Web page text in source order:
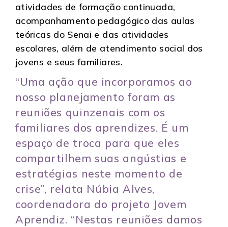
atividades de formação continuada,
acompanhamento pedagógico das aulas
teóricas do Senai e das atividades
escolares, além de atendimento social dos
jovens e seus familiares.
“Uma ação que incorporamos ao
nosso planejamento foram as
reuniões quinzenais com os
familiares dos aprendizes. É um
espaço de troca para que eles
compartilhem suas angústias e
estratégias neste momento de
crise”, relata Núbia Alves,
coordenadora do projeto Jovem
Aprendiz. “Nestas reuniões damos